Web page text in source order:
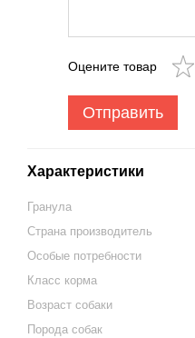
Оцените товар
Отправить
Характеристики
Гранула
Страна производитель
Особые потребности
Класс корма
Возраст собаки
Порода собак